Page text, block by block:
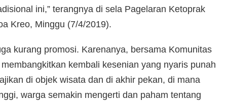
ini,” terangnya di sela Pagelaran Ketoprak
Kreo, Minggu (7/4/2019).
kurang promosi. Karenanya, bersama Komunitas
kembali kesenian yang nyaris punah
di objek wisata dan di akhir pekan, di mana
warga semakin mengerti dan paham tentang